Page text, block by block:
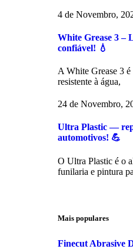
4 de Novembro,
White Grease 3 –
confiável! 💧
A White Grease 3 é
resistente à água,
24 de Novembro,
Ultra Plastic —
automotivos! 💪
O Ultra Plastic é o
funilaria e pintura
Mais populares
Finecut Abrasive